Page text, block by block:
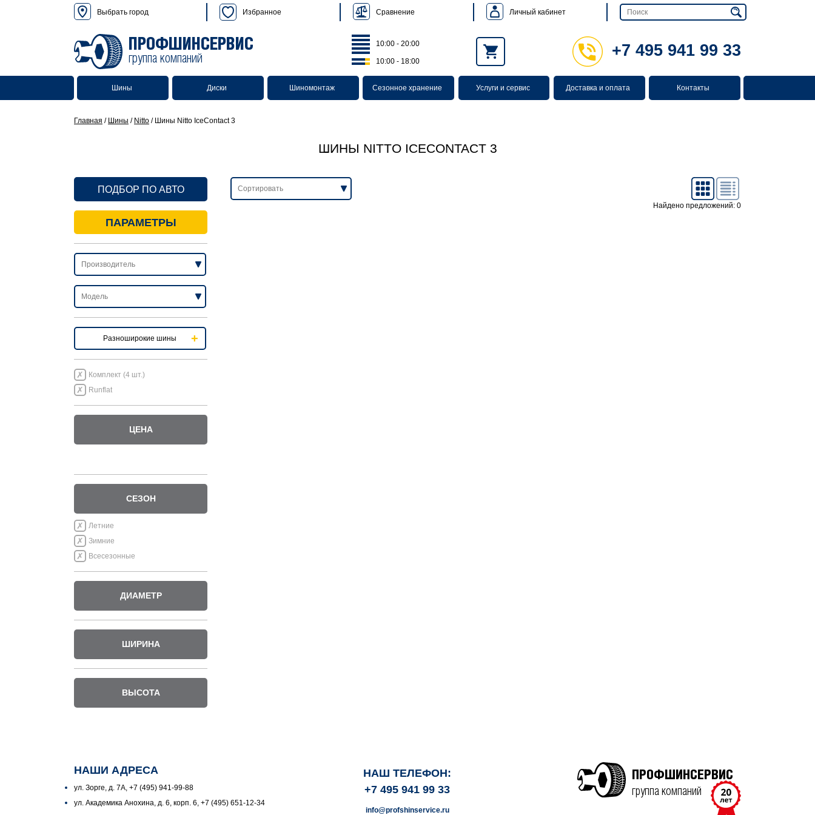
Выбрать город Избранное Сравнение Личный кабинет
ПРОФШИНСЕРВИС
группа компаний
10:00 - 20:00
10:00 - 18:00
+7 495 941 99 33
Шины Диски Шиномонтаж Сезонное хранение Услуги и сервис Доставка и оплата Контакты
Главная / Шины / Nitto / Шины Nitto IceContact 3
ШИНЫ NITTO ICECONTACT 3
ПОДБОР ПО АВТО
ПАРАМЕТРЫ
Разноширокие шины
Комплект (4 шт.)
Runflat
ЦЕНА
СЕЗОН
Летние
Зимние
Всесезонные
ДИАМЕТР
ШИРИНА
ВЫСОТА
Найдено предложений: 0
НАШИ АДРЕСА
ул. Зорге, д. 7А, +7 (495) 941-99-88
ул. Академика Анохина, д. 6, корп. 6, +7 (495) 651-12-34
НАШ ТЕЛЕФОН:
+7 495 941 99 33
info@profshinservice.ru
ПРОФШИНСЕРВИС
группа компаний